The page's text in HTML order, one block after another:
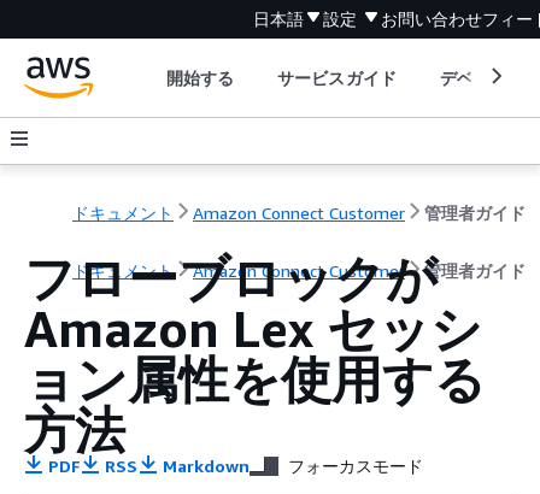
日本語 設定 お問い合わせフィー
開始する サービスガイド デベロッパ
ドキュメント Amazon Connect Customer 管理者ガイド
ドキュメント Amazon Connect Customer 管理者ガイド
フローブロックが
Amazon Lex セッシ
ョン属性を使用する
方法
PDF RSS Markdown フォーカスモード